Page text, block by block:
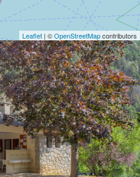
Leaflet | ©OpenStreetMapcontributors